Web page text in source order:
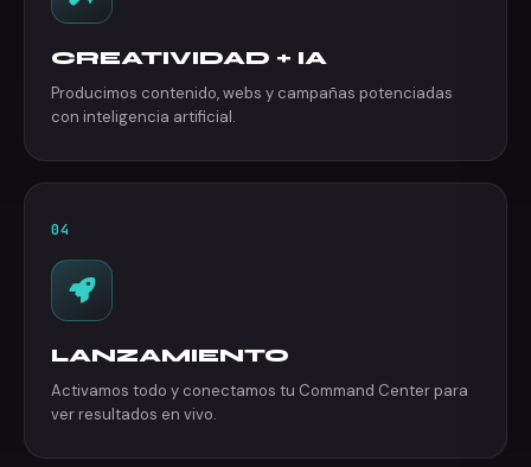
CREATIVIDAD + IA
Producimos contenido, webs y campañas potenciadas
con inteligencia artificial.
04
LANZAMIENTO
Activamos todo y conectamos tu Command Center para
ver resultados en vivo.